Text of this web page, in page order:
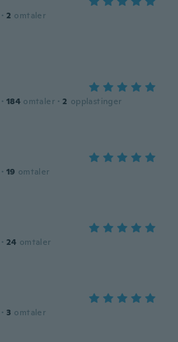
· 2 omtaler
· 184 omtaler · 2 opplastinger
· 19 omtaler
· 24 omtaler
· 3 omtaler